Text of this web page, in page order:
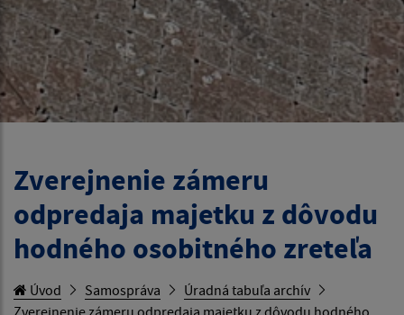
Zverejnenie zámeru
odpredaja majetku z dôvodu
hodného osobitného zreteľa
Úvod Samospráva
Úradná tabuľa archív
Zverejnenie zámeru odpredaja majetku z dôvodu hodného